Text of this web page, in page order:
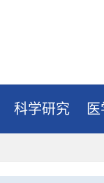
科学研究